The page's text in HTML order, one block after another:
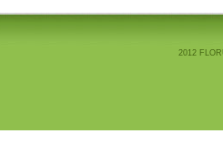
2012